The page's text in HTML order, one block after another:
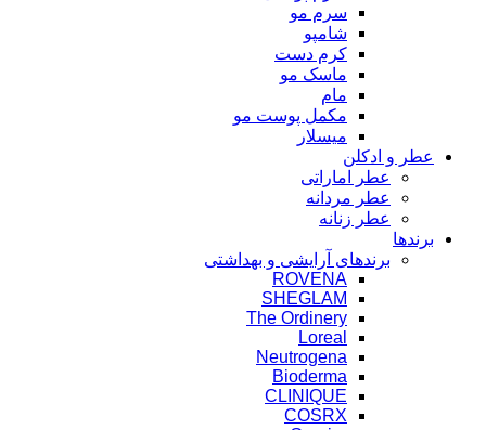
سرم مو
شامپو
کرم دست
ماسک مو
مام
مکمل پوست مو
میسلار
عطر و ادکلن
عطر اماراتی
عطر مردانه
عطر زنانه
برندها
برندهای آرایشی و بهداشتی
ROVENA
SHEGLAM
The Ordinery
Loreal
Neutrogena
Bioderma
CLINIQUE
COSRX